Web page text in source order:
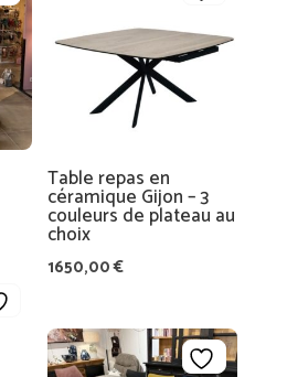
Table repas en
céramique Gijon – 3
couleurs de plateau au
choix
1650,00€